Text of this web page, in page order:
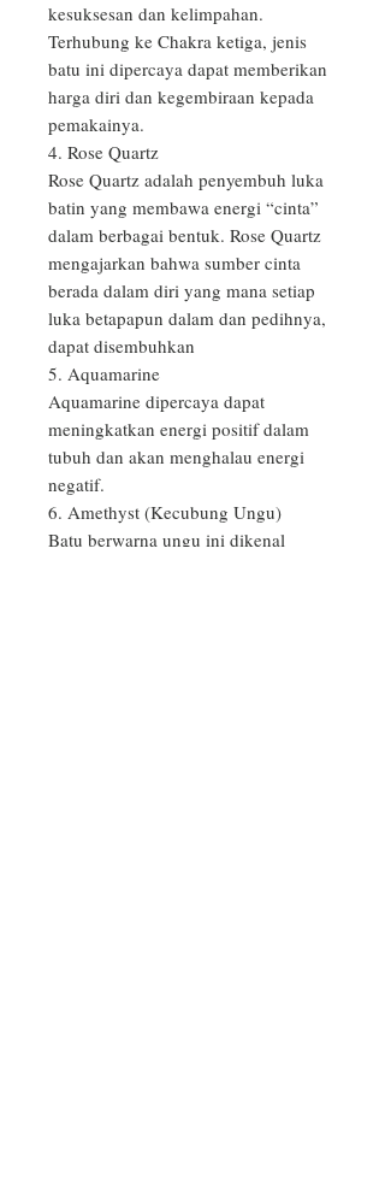
kesuksesan dan kelimpahan.
Terhubung ke Chakra ketiga, jenis
batu ini dipercaya dapat memberikan
harga diri dan kegembiraan kepada
pemakainya.
4. Rose Quartz
Rose Quartz adalah penyembuh luka
batin yang membawa energi “cinta”
dalam berbagai bentuk. Rose Quartz
mengajarkan bahwa sumber cinta
berada dalam diri yang mana setiap
luka betapapun dalam dan pedihnya,
dapat disembuhkan
5. Aquamarine
Aquamarine dipercaya dapat
meningkatkan energi positif dalam
tubuh dan akan menghalau energi
negatif.
6. Amethyst (Kecubung Ungu)
Batu berwarna ungu ini dikenal